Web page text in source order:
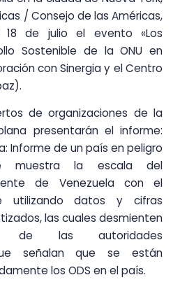
/ Consejo de las Américas,
18 de julio el evento «Los
Sostenible de la ONU en
con Sinergia y el Centro
de organizaciones de la
presentarán el informe:
Informe de un país en peligro
muestra la escala del
de Venezuela con el
utilizando datos y cifras
las cuales desmienten
de las autoridades
señalan que se están
los ODS en el país.